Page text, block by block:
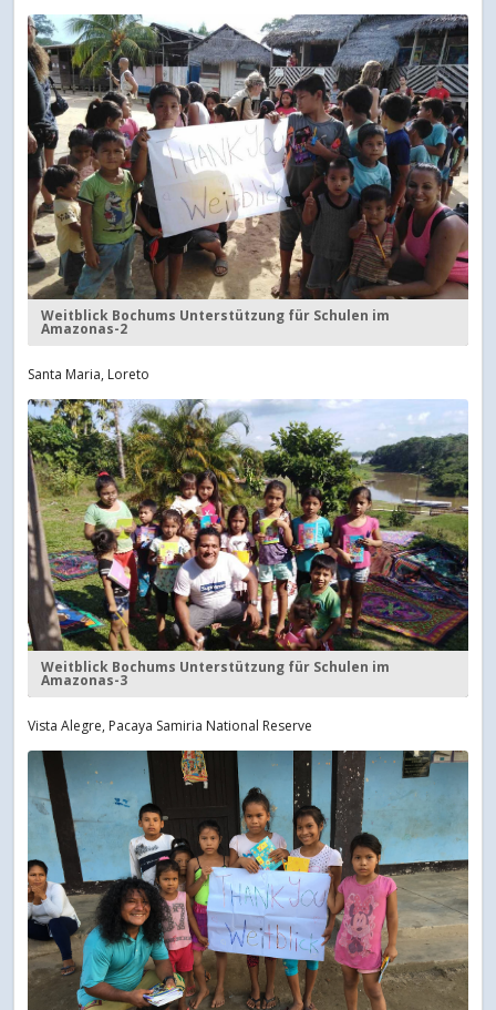
Weitblick Bochums Unterstützung für Schulen im
Amazonas-2
Santa Maria, Loreto
Weitblick Bochums Unterstützung für Schulen im
Amazonas-3
Vista Alegre, Pacaya Samiria National Reserve